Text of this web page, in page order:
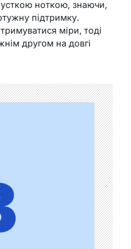
ноткою, знаючи,
підтримку.
міри, тоді
другом на довгі